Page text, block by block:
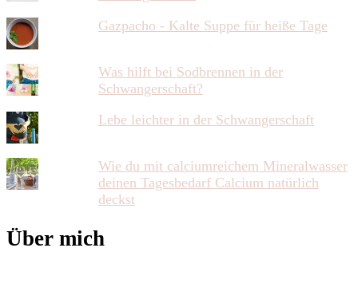
Gazpacho - Kalte Suppe für heiße Tage
Was hilft bei Sodbrennen in der
Schwangerschaft?
Lebe leichter in der Schwangerschaft
Wie du mit calciumreichem Mineralwasser
deinen Tagesbedarf Calcium natürlich
deckst
Über mich